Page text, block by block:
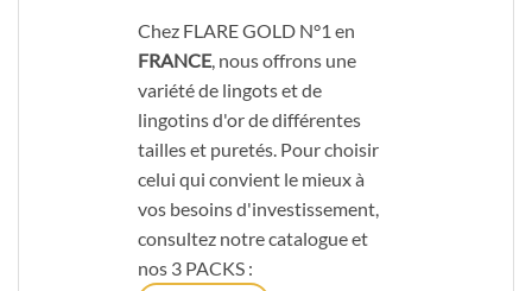
Chez FLARE GOLD N°1 en
FRANCE, nous offrons une
variété de lingots et de
lingotins d'or de différentes
tailles et puretés. Pour choisir
celui qui convient le mieux à
vos besoins d'investissement,
consultez notre catalogue et
nos 3 PACKS :